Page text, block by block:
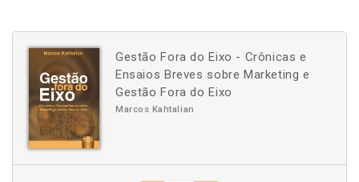
Gestão Fora do Eixo - Crônicas e
Ensaios Breves sobre Marketing e
Gestão Fora do Eixo
Marcos Kahtalian